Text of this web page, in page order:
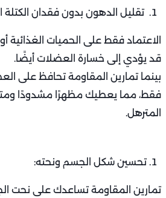
تقليل الدهون بدون فقدان الكتلة
الاعتماد فقط على الحميات الغذائية
قد يؤدي إلى خسارة العضلات أيضًا.
بينما تمارين المقاومة تحافظ على
فقط، مما يعطيك مظهرًا مشدودًا
المترهل.
تحسين شكل الجسم ونحته:
تمارين المقاومة تساعدك على نحت